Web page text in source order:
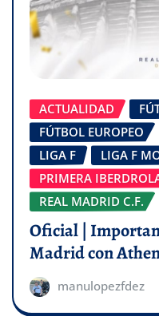
ACTUALIDAD
FÚTBOL EUROPEO
LIGA F
LIGA F
PRIMERA
REAL MADRID C.F.
Oficial |
Madrid con
manulopezfdez